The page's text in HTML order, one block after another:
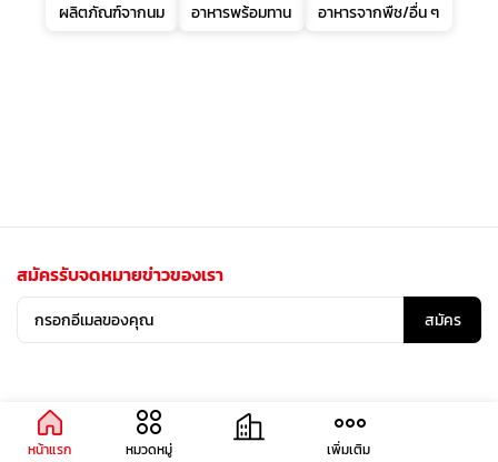
ผลิตภัณฑ์จากนม
อาหารพร้อมทาน อาหารจากพืช/อื่น ๆ
สมัครรับจดหมายข่าวของเรา
สมัคร
หน้าแรก หมวดหมู่ เพิ่มเติม